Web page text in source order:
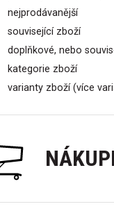
nejprodávanější
související zboží
doplňkové, nebo
kategorie zboží
varianty zboží (více